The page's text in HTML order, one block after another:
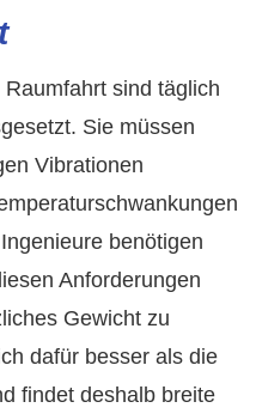
sind täglich
Sie müssen
Vibrationen
benötigen
Anforderungen
Gewicht zu
dafür besser als die
findet deshalb breite